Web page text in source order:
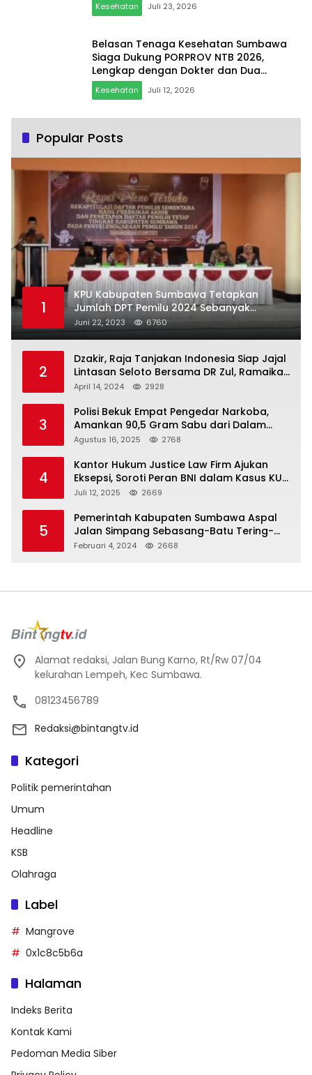
Kesehatan Juli 23, 2026
Belasan Tenaga Kesehatan Sumbawa
Siaga Dukung PORPROV NTB 2026,
Lengkap dengan Dokter dan Dua
Ambulans
Kesehatan Juli 12, 2026
Popular Posts
1
KPU Kabupaten Sumbawa Tetapkan
Jumlah DPT Pemilu 2024 Sebanyak
367.987 Pemilih
Juni 22, 2023 6760
2
Dzakir, Raja Tanjakan Indonesia Siap Jajal
Lintasan Seloto Bersama DR Zul, Ramaikan
Trabas JAS #2 KSB
April 14, 2024 2928
3
Polisi Bekuk Empat Pengedar Narkoba,
Amankan 90,5 Gram Sabu dari Dalam
Mobil
Agustus 16, 2025 2768
4
Kantor Hukum Justice Law Firm Ajukan
Eksepsi, Soroti Peran BNI dalam Kasus KUR
Bawang Merah KCP Woha
Juli 12, 2025 2669
5
Pemerintah Kabupaten Sumbawa Aspal
Jalan Simpang Sebasang-Batu Tering-
Lito
Februari 4, 2024 2668
Alamat redaksi, Jalan Bung Karno, Rt/Rw 07/04
kelurahan Lempeh, Kec Sumbawa.
08123456789
Redaksi@bintangtv.id
Kategori
Politik pemerintahan
Umum
Headline
KSB
Olahraga
Label
Mangrove
0x1c8c5b6a
Halaman
Indeks Berita
Kontak Kami
Pedoman Media Siber